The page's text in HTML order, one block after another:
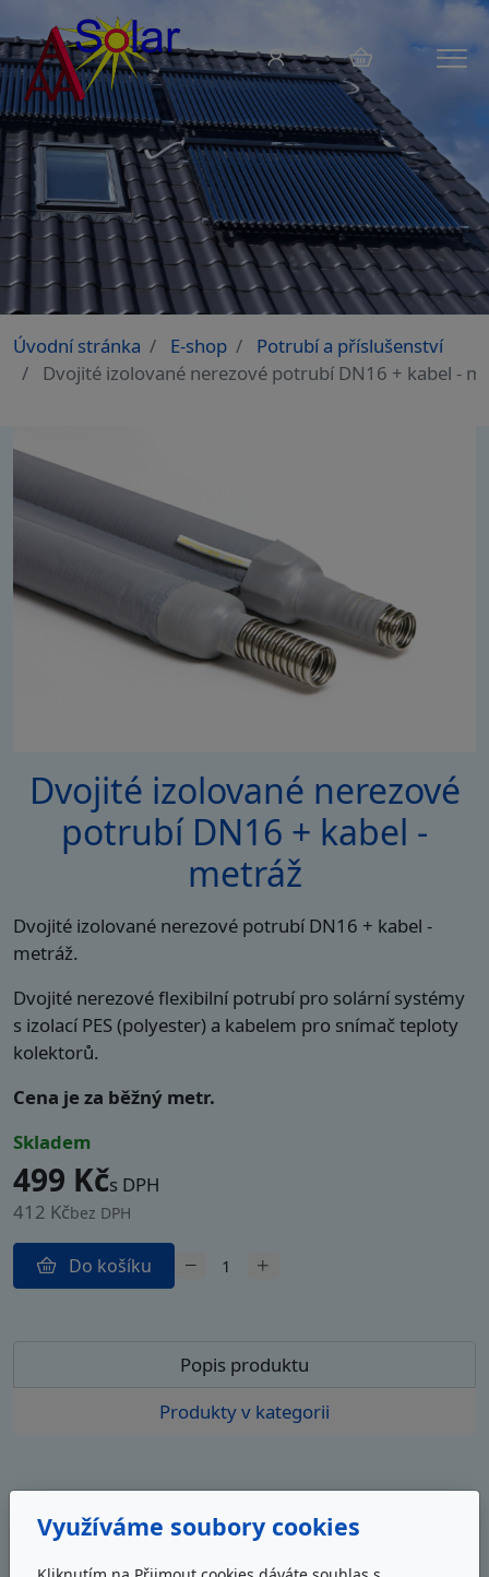
Menu
Úvodní stránka E-shop
Potrubí a příslušenství
Dvojité izolované nerezové potrubí DN16 + kabel -
Dvojité izolované nerezové
potrubí DN16 + kabel -
metráž
Dvojité izolované nerezové potrubí DN16 + kabel -
metráž.
Dvojité nerezové flexibilní potrubí pro solární systémy
s izolací PES (polyester) a kabelem pro snímač teploty
kolektorů.
Cena je za běžný metr.
skladem
499 Kčs DPH
412 Kčbez DPH
Do košíku
Popis produktu
Produkty v kategorii
Izolované flexi potrubí s izolací PES
Využíváme soubory cookies